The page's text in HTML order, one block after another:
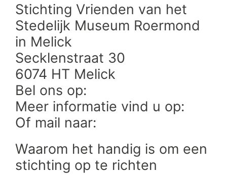
Stichting Vrienden van het
Stedelijk Museum Roermond
in Melick
Secklenstraat 30
6074 HT Melick
Bel ons op:
Meer informatie vind u op:
Of mail naar:
Waarom het handig is om een
stichting op te richten